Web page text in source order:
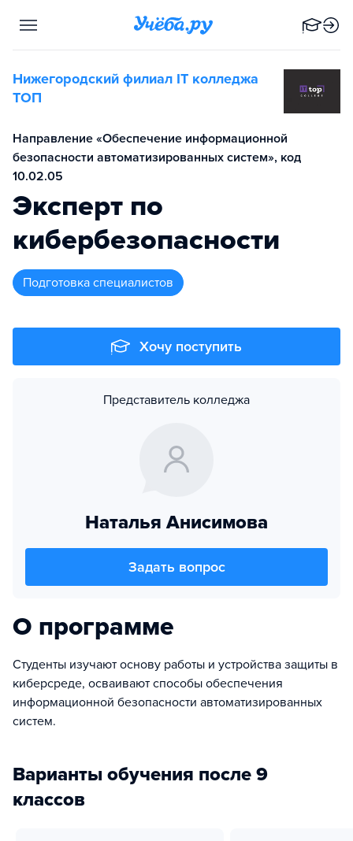
Нижегородский филиал IT колледжа
TOП
Направление «Обеспечение информационной
безопасности автоматизированных систем», код
10.02.05
Эксперт по
кибербезопасности
подготовка специалистов
Хочу поступить
Представитель колледжа
Наталья Анисимова
Задать вопрос
О программе
Студенты изучают основу работы и устройства защиты в
киберсреде, осваивают способы обеспечения
информационной безопасности автоматизированных
систем.
Варианты обучения после 9
классов